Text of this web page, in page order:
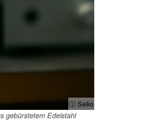
ⓘ Seiko
gebürstetem Edelstahl